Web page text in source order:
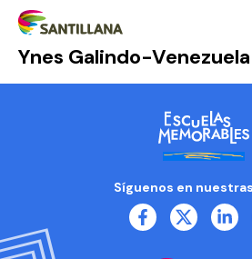
Ynes Galindo-Venezuela
Síguenos en